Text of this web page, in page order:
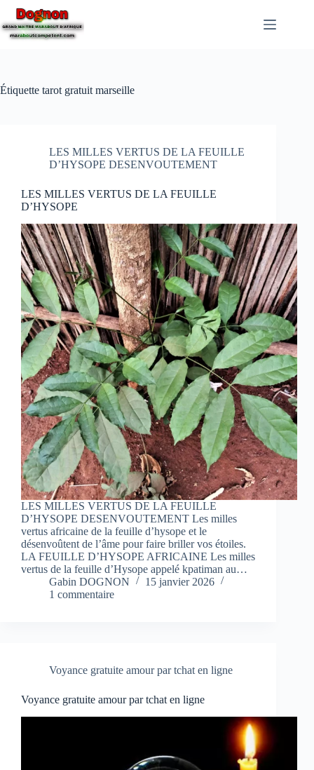
Étiquette tarot gratuit marseille
LES MILLES VERTUS DE LA FEUILLE
D’HYSOPE DESENVOUTEMENT
LES MILLES VERTUS DE LA FEUILLE
D’HYSOPE
LES MILLES VERTUS DE LA FEUILLE
D’HYSOPE DESENVOUTEMENT Les milles
vertus africaine de la feuille d’hysope et le
désenvoûtent de l’âme pour faire briller vos étoiles.
LA FEUILLE D’HYSOPE AFRICAINE Les milles
vertus de la feuille d’Hysope appelé kpatiman au…
Gabin DOGNON
15 janvier 2026
1 commentaire
Voyance gratuite amour par tchat en ligne
Voyance gratuite amour par tchat en ligne